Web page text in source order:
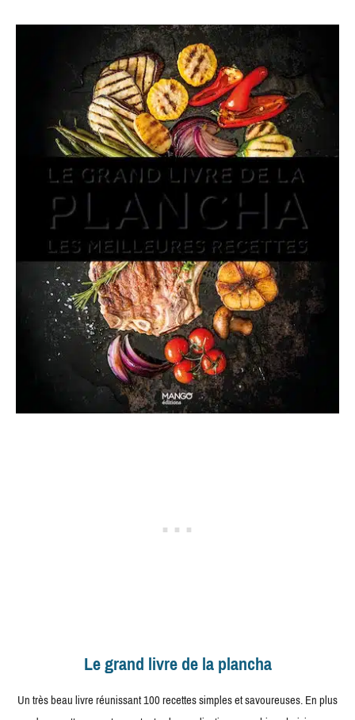
Le grand livre de la plancha
Un très beau livre réunissant 100 recettes simples et savoureuses. En plus